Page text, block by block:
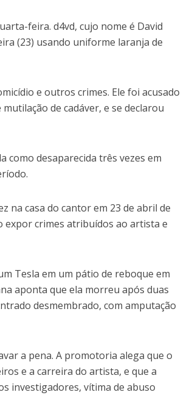
feira. d4vd, cujo nome é David
(23) usando uniforme laranja de
e outros crimes. Ele foi acusado
de cadáver, e se declarou
como desaparecida três vezes em
na casa do cantor em 23 de abril de
expor crimes atribuídos ao artista e
Tesla em um pátio de reboque em
aponta que ela morreu após duas
desmembrado, com amputação
a pena. A promotoria alega que o
e a carreira do artista, e que a
investigadores, vítima de abuso